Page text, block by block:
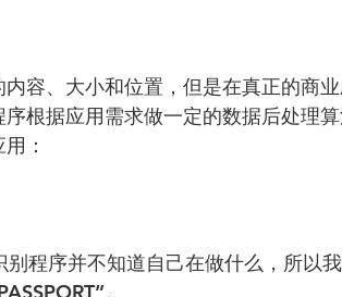
容、大小和位置，但是在真正的商
根据应用需求做一定的数据后处理
：
程序并不知道自己在做什么，所以
。